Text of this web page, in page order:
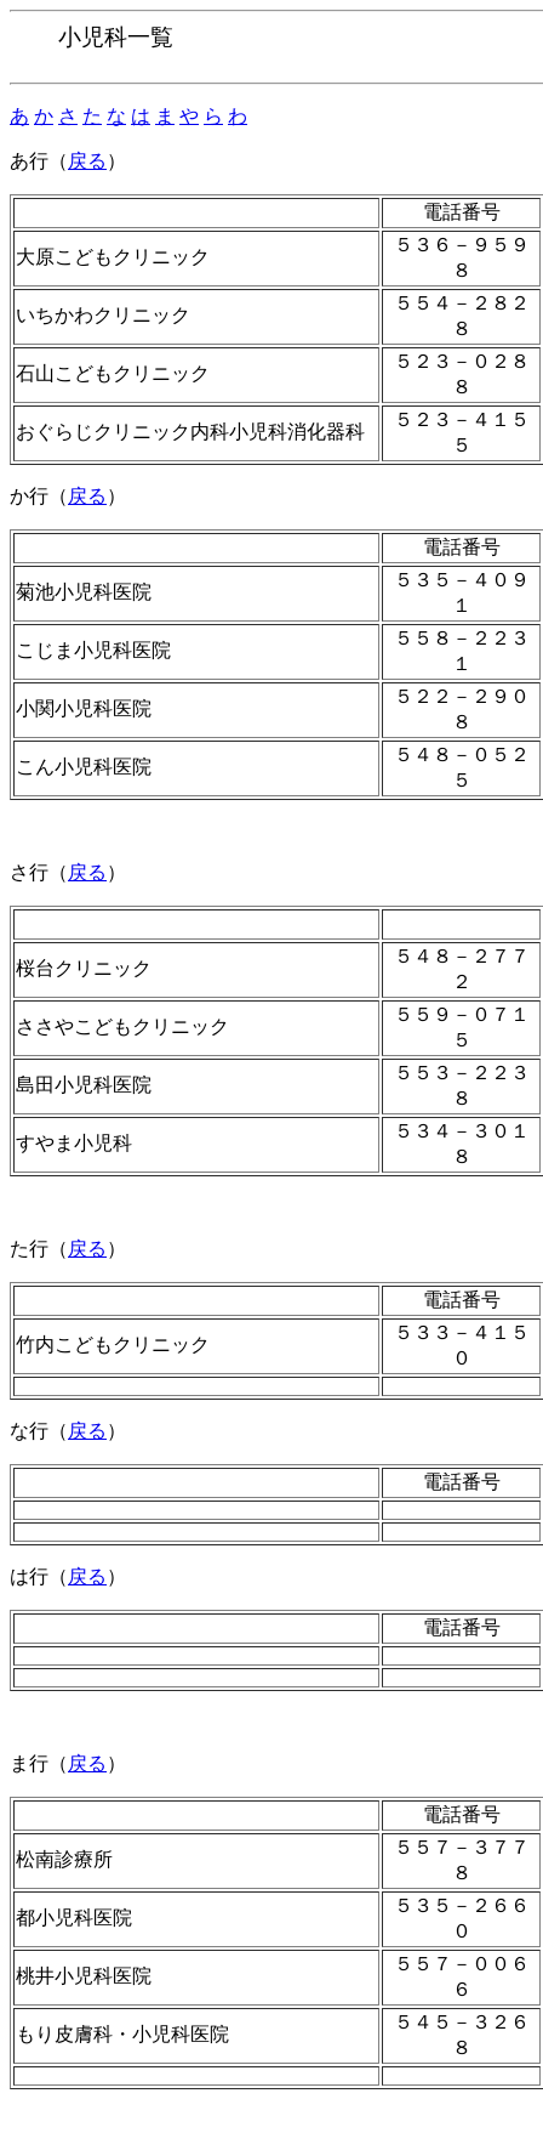
小児科一覧
あ か さ た な は ま や ら わ
あ行（ 戻る ）
電話番号
大原こどもクリニック
５３６－９５９
８
いちかわクリニック
５５４－２８２
８
石山こどもクリニック
５２３－０２８
８
おぐらじクリニック内科小児科消化器科
５２３－４１５
５
か行（ 戻る ）
電話番号
菊池小児科医院
５３５－４０９
１
こじま小児科医院
５５８－２２３
１
小関小児科医院
５２２－２９０
８
こん小児科医院
５４８－０５２
５
さ行（ 戻る ）
桜台クリニック
５４８－２７７
２
ささやこどもクリニック
５５９－０７１
５
島田小児科医院
５５３－２２３
８
すやま小児科
５３４－３０１
８
た行（ 戻る ）
電話番号
竹内こどもクリニック
５３３－４１５
０
な行（ 戻る ）
電話番号
は行（ 戻る ）
電話番号
ま行（ 戻る ）
電話番号
松南診療所
５５７－３７７
８
都小児科医院
５３５－２６６
０
桃井小児科医院
５５７－００６
６
もり皮膚科・小児科医院
５４５－３２６
８